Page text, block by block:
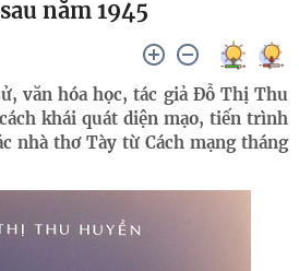
năm 1945
văn hóa học, tác giả Đỗ Thị Thu
khái quát diện mạo, tiến trình
nhà thơ Tày từ Cách mạng tháng